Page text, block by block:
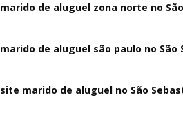
marido de aluguel zona norte no
marido de aluguel são paulo no São
site marido de aluguel no São